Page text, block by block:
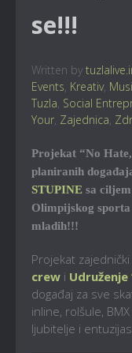
se!!!
Written by
Events Kreativ,
Tuzla Social
Your Zajednica
Projekat “No
planiranih
STUPINE sa
Olimpijskog
mladih!!!
Projekat
crew i Udruženje
događaj za sve
inline, rolšule,
ljubitelje i